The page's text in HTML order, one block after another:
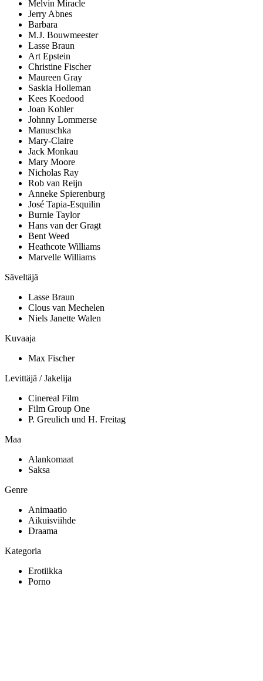
Melvin Miracle
Jerry Abnes
Barbara
M.J. Bouwmeester
Lasse Braun
Art Epstein
Christine Fischer
Maureen Gray
Saskia Holleman
Kees Koedood
Joan Kohler
Johnny Lommerse
Manuschka
Mary-Claire
Jack Monkau
Mary Moore
Nicholas Ray
Rob van Reijn
Anneke Spierenburg
José Tapia-Esquilin
Burnie Taylor
Hans van der Gragt
Bent Weed
Heathcote Williams
Marvelle Williams
Säveltäjä
Lasse Braun
Clous van Mechelen
Niels Janette Walen
Kuvaaja
Max Fischer
Levittäjä / Jakelija
Cinereal Film
Film Group One
P. Greulich und H. Freitag
Maa
Alankomaat
Saksa
Genre
Animaatio
Aikuisviihde
Draama
Kategoria
Erotiikka
Porno